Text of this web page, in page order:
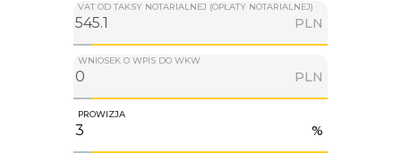
VAT OD TAKSY NOTARIALNEJ (OPŁATY NOTARIALNEJ)
PLN
WNIOSEK O WPIS DO WKW
PLN
PROWIZJA
%